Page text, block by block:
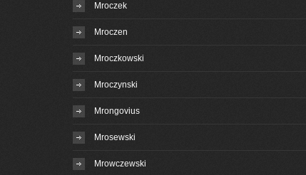
Mroczek
Mroczen
Mroczkowski
Mroczynski
Mrongovius
Mrosewski
Mrowczewski